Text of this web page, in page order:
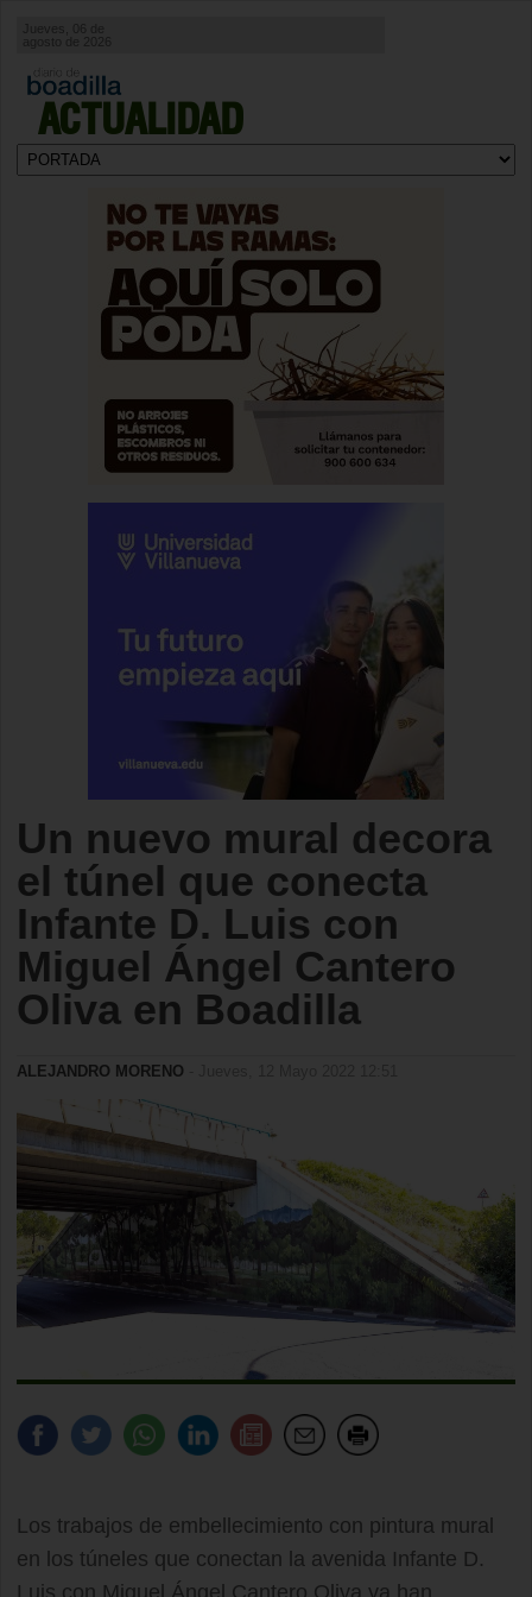
ACTUALIDAD
agosto de 2026
Un nuevo mural decora
el túnel que conecta
Infante D. Luis con
Miguel Ángel Cantero
Oliva en Boadilla
ALEJANDRO MORENO
Los trabajos de embellecimiento con pintura mural
en los túneles que conectan la avenida Infante D.